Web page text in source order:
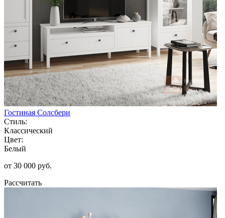
Гостиная Солсбери
Стиль:
Классический
Цвет:
Белый
от 30 000 руб.
Рассчитать